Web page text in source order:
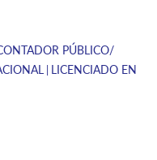
PÚBLICO/
LICENCIADO EN